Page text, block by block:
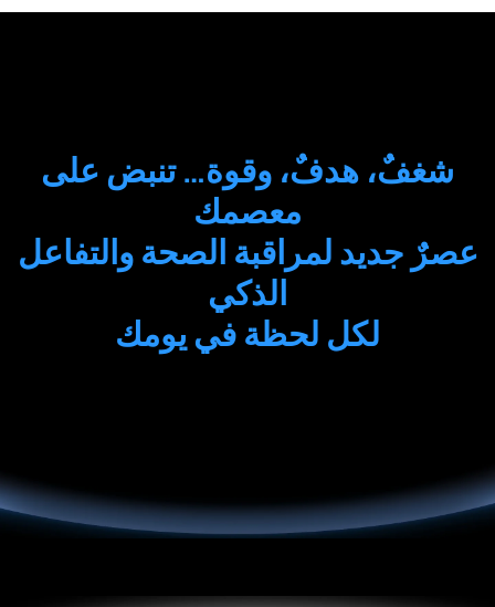
شغفٌ، هدفٌ، وقوة… تنبض على
معصمك
عصرٌ جديد لمراقبة الصحة والتفاعل
الذكي
لكل لحظة في يومك